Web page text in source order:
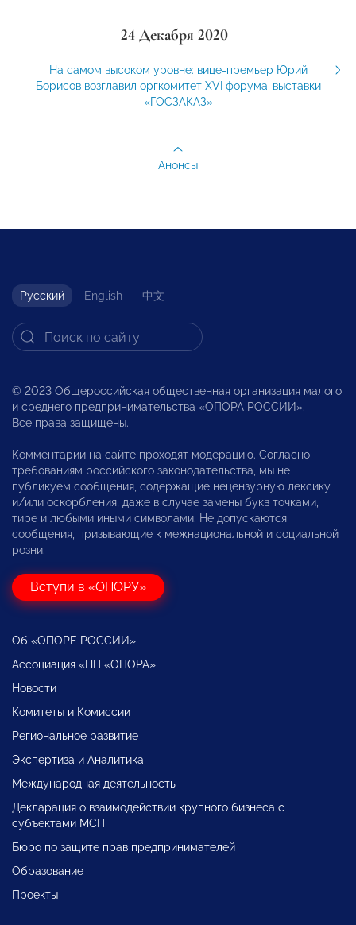
24 Декабря 2020
На самом высоком уровне: вице-премьер Юрий
Борисов возглавил оргкомитет XVI форума-выставки
«ГОСЗАКАЗ»
Анонсы
Русский English 中文
© 2023 Общероссийская общественная организация малого
и среднего предпринимательства «ОПОРА РОССИИ».
Все права защищены.
Комментарии на сайте проходят модерацию. Согласно
требованиям российского законодательства, мы не
публикуем сообщения, содержащие нецензурную лексику
и/или оскорбления, даже в случае замены букв точками,
тире и любыми иными символами. Не допускаются
сообщения, призывающие к межнациональной и социальной
розни.
Вступи в «ОПОРУ»
Об «ОПОРЕ РОССИИ»
Ассоциация «НП «ОПОРА»
Новости
Комитеты и Комиссии
Региональное развитие
Экспертиза и Аналитика
Международная деятельность
Декларация о взаимодействии крупного бизнеса с
субъектами МСП
Бюро по защите прав предпринимателей
Образование
Проекты